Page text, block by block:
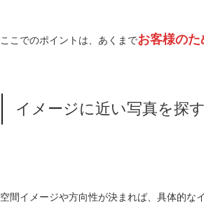
ここでのポイントは、あくまでお客様のた
イメージに近い写真を探す
空間イメージや方向性が決まれば、具体的な